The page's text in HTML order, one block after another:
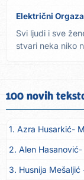
Električni
Svi ljudi i sve
stvari neka niko
100 novih
1. Azra Husarkić
2. Alen Hasanović
3. Husnija Mešaljić